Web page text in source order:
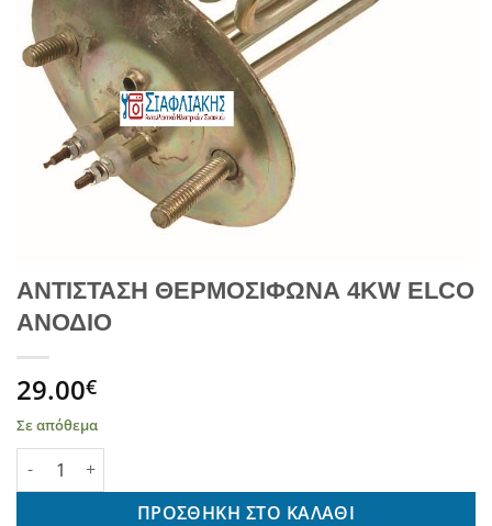
ΑΝΤΙΣΤΑΣΗ ΘΕΡΜΟΣΙΦΩΝΑ 4KW ELCO
ΑΝΟΔΙΟ
29.00€
Σε απόθεμα
ΑΝΤΙΣΤΑΣΗ ΘΕΡΜΟΣΙΦΩΝΑ 4KW ELCO ΑΝΟΔΙΟ ποσότητα
ΠΡΟΣΘΉΚΗ ΣΤΟ ΚΑΛΆΘΙ